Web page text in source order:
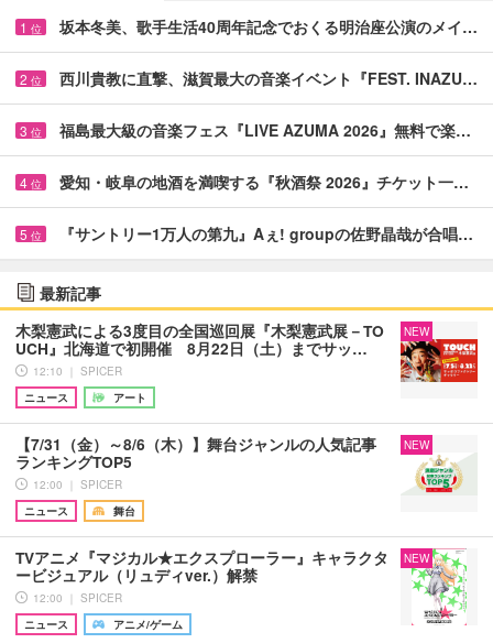
1 位 坂本冬美、歌手生活40周年記念でおくる明治座公演のメイ…
2 位 西川貴教に直撃、滋賀最大の音楽イベント『FEST. INAZU…
3 位 福島最大級の音楽フェス『LIVE AZUMA 2026』無料で楽…
4 位 愛知・岐阜の地酒を満喫する『秋酒祭 2026』チケット一…
5 位 『サントリー1万人の第九』Aぇ! groupの佐野晶哉が合唱…
最新記事
木梨憲武による3度目の全国巡回展『木梨憲武展－TO
UCH』北海道で初開催 8月22日（土）までサッ…
12:10 ｜ SPICER
ニュース
アート
NEW
【7/31（金）～8/6（木）】舞台ジャンルの人気記事
ランキングTOP5
12:00 ｜ SPICER
ニュース
舞台
NEW
TVアニメ『マジカル★エクスプローラー』キャラクタ
ービジュアル（リュディver.）解禁
12:00 ｜ SPICER
ニュース
アニメ/ゲーム
NEW